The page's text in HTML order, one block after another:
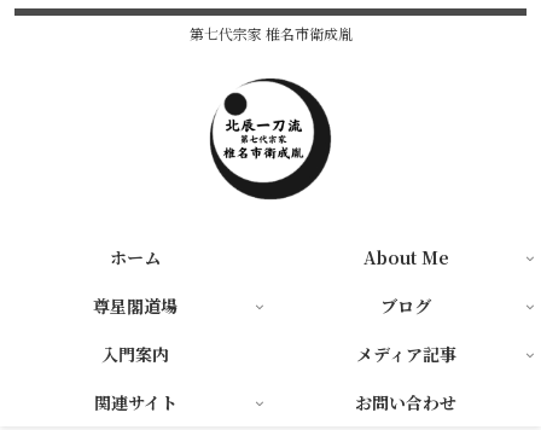
第七代宗家 椎名市衛成胤
ホーム
About Me
尊星閣道場
ブログ
入門案内
メディア記事
関連サイト
お問い合わせ